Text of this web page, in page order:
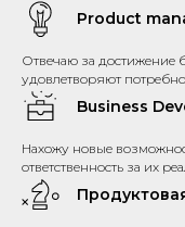
Product
Отвечаю за достижение
удовлетворяют
Business
Нахожу новые
ответственность за их